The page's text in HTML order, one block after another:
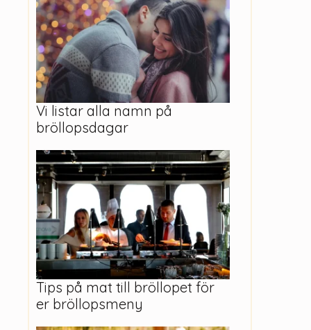
Vi listar alla namn på
bröllopsdagar
Tips på mat till bröllopet för
er bröllopsmeny